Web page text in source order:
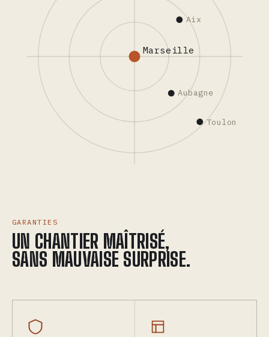
Marseille
Aix
Aubagne
Toulon
GARANTIES
UN CHANTIER MAÎTRISÉ,
SANS MAUVAISE SURPRISE.